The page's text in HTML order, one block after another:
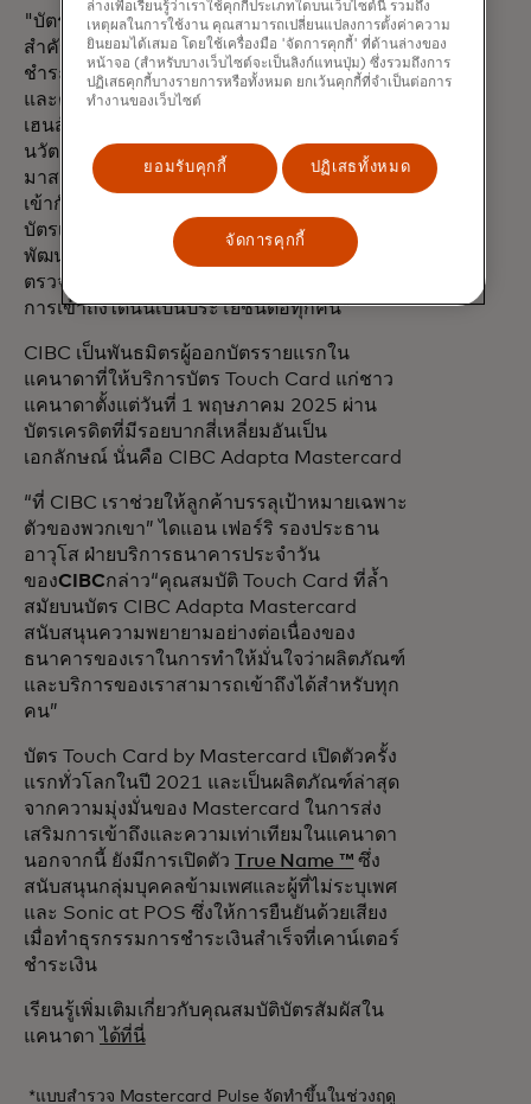
"บัตร Touch Card ของ Mastercard เป็นก้าว
สำคัญที่น่ายินดีในการปรับปรุงการเข้าถึงบัตร
ชำระเงินในแคนาดาสำหรับผู้ที่ตาบอด หูหนวก
และตาบอด หรือผู้ที่มีสายตาเลือนราง" เวย์น
เฮนส์ฮอลล์ ผู้อำนวยการฝ่ายความร่วมมือและ
นวัตกรรมของ CNIB กล่าว "เราขอชื่นชม
มาสเตอร์การ์ดที่ได้บูรณาการการเข้าถึงได้ง่าย
เข้ากับการออกแบบบัตรเดบิต บัตรเครดิต และ
บัตรเติมเงินรุ่นใหม่ และเราหวังว่าจะมีการ
พัฒนาอย่างต่อเนื่องในด้านการออกแบบ การ
ตรวจสอบ และการนำโซลูชันดังกล่าวไปใช้"
การเข้าถึงได้นั้นเป็นประโยชน์ต่อทุกคน"
CIBC เป็นพันธมิตรผู้ออกบัตรรายแรกใน
แคนาดาที่ให้บริการบัตร Touch Card แก่ชาว
แคนาดาตั้งแต่วันที่ 1 พฤษภาคม 2025 ผ่าน
บัตรเครดิตที่มีรอยบากสี่เหลี่ยมอันเป็น
เอกลักษณ์ นั่นคือ CIBC Adapta Mastercard
“ที่ CIBC เราช่วยให้ลูกค้าบรรลุเป้าหมายเฉพาะ
ตัวของพวกเขา” ไดแอน เฟอร์ริ รองประธาน
อาวุโส ฝ่ายบริการธนาคารประจำวัน
ของCIBCกล่าว“คุณสมบัติ Touch Card ที่ล้ำ
สมัยบนบัตร CIBC Adapta Mastercard
สนับสนุนความพยายามอย่างต่อเนื่องของ
ธนาคารของเราในการทำให้มั่นใจว่าผลิตภัณฑ์
และบริการของเราสามารถเข้าถึงได้สำหรับทุก
คน”
บัตร Touch Card by Mastercard เปิดตัวครั้ง
แรกทั่วโลกในปี 2021 และเป็นผลิตภัณฑ์ล่าสุด
จากความมุ่งมั่นของ Mastercard ในการส่ง
เสริมการเข้าถึงและความเท่าเทียมในแคนาดา
นอกจากนี้ ยังมีการเปิดตัว True Name ™ ซึ่ง
สนับสนุนกลุ่มบุคคลข้ามเพศและผู้ที่ไม่ระบุเพศ
และ Sonic at POS ซึ่งให้การยืนยันด้วยเสียง
เมื่อทำธุรกรรมการชำระเงินสำเร็จที่เคาน์เตอร์
ชำระเงิน
เรียนรู้เพิ่มเติมเกี่ยวกับคุณสมบัติบัตรสัมผัสใน
แคนาดา ได้ที่นี่
*แบบสำรวจ Mastercard Pulse จัดทำขึ้นในช่วงฤดู
ล่างเพื่อเรียนรู้ว่าเราใช้คุกกี้ประเภทใดบนเว็บไซต์นี้ รวมถึง
เหตุผลในการใช้งาน คุณสามารถเปลี่ยนแปลงการตั้งค่าความ
ยินยอมได้เสมอ โดยใช้เครื่องมือ 'จัดการคุกกี้' ที่ด้านล่างของ
หน้าจอ (สำหรับบางเว็บไซต์จะเป็นลิงก์แทนปุ่ม) ซึ่งรวมถึงการ
ปฏิเสธคุกกี้บางรายการหรือทั้งหมด ยกเว้นคุกกี้ที่จำเป็นต่อการ
ทำงานของเว็บไซต์
ยอมรับคุกกี้ ปฏิเสธทั้งหมด
จัดการคุกกี้